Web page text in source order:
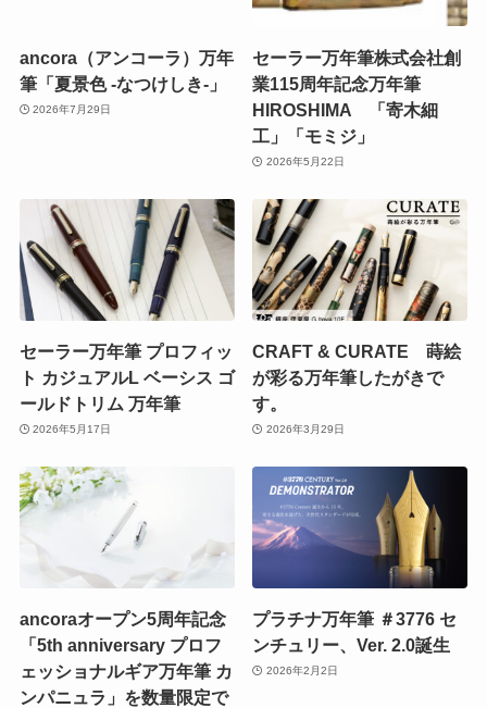
ancora（アンコーラ）万年
筆「夏景色 -なつけしき-」
2026年7月29日
セーラー万年筆株式会社創
業115周年記念万年筆
HIROSHIMA 「寄木細
工」「モミジ」
2026年5月22日
セーラー万年筆 プロフィッ
ト カジュアルL ベーシス ゴ
ールドトリム 万年筆
2026年5月17日
CRAFT & CURATE 蒔絵
が彩る万年筆したがきで
す。
2026年3月29日
ancoraオープン5周年記念
「5th anniversary プロフ
ェッショナルギア万年筆 カ
ンパニュラ」を数量限定で
プラチナ万年筆 ＃3776 セ
ンチュリー、Ver. 2.0誕生
2026年2月2日